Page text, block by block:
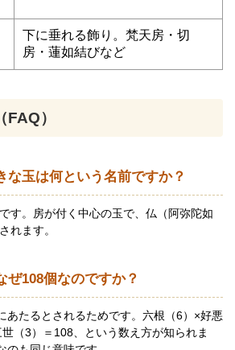
下に垂れる飾り。梵天房・切
房・蓮如結びなど
）
な玉は何という名前ですか？
す。房が付く中心の玉で、仏（阿弥陀如
れます。
ぜ108個なのですか？
あたるとされるためです。六根（6）×好悪
（3）＝108、という数え方が知られま